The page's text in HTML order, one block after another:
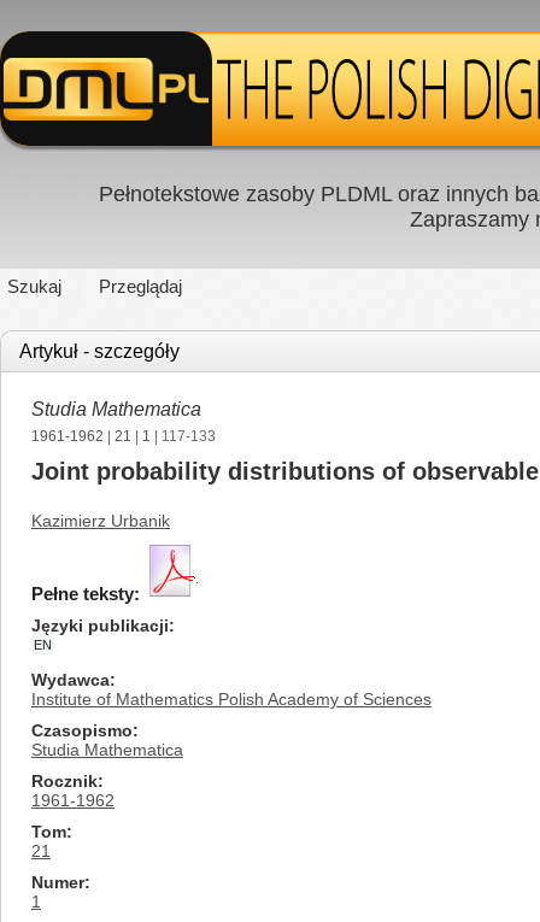
Pełnotekstowe zasoby PLDML oraz innych
Zapraszamy
Szukaj Przeglądaj
Artykuł - szczegóły
Studia Mathematica
1961-1962 21 1 | 117-133
Joint probability distributions of
Kazimierz Urbanik
Pełne teksty:
Języki publikacji
EN
Wydawca
Institute of Mathematics Polish Academy of Sciences
Czasopismo
Studia Mathematica
Rocznik
1961-1962
Tom
21
Numer
1